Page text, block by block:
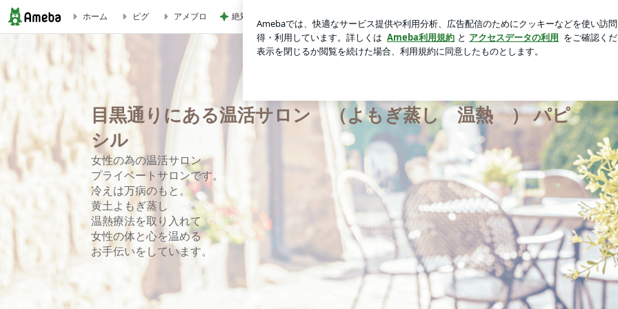
目黒通りにある温活サロン （よもぎ蒸し 温熱 ） パピシル
ホーム ピグ アメブロ 絶対好きだと言われ頂いたお土産 ロ
目黒通りにある温活サロン （よもぎ蒸し 温熱 ） パピ
シル
女性の為の温活サロン
プライベートサロンです。
冷えは万病のもと。
黄土よもぎ蒸し
温熱療法を取り入れて
女性の体と心を温める
お手伝いをしています。